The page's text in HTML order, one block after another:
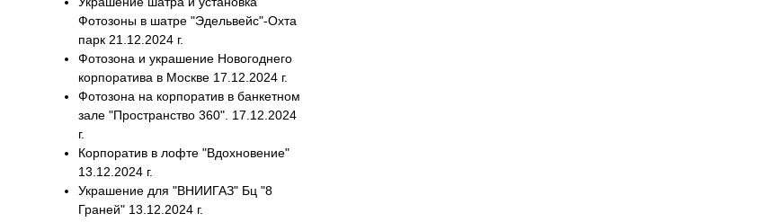
Фотозоны в шатре "Эдельвейс"-Охта
парк 21.12.2024 г.
Фотозона и украшение Новогоднего
корпоратива в Москве 17.12.2024 г.
Фотозона на корпоратив в банкетном
зале "Пространство 360". 17.12.2024
г.
Корпоратив в лофте "Вдохновение"
13.12.2024 г.
Украшение для "ВНИИГАЗ" Бц "8
Граней" 13.12.2024 г.
Оставьте телефон и получите скидку
на заказ 10%